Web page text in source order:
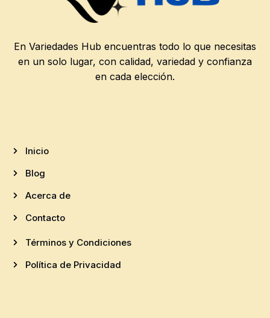
En Variedades Hub encuentras todo lo que necesitas
en un solo lugar, con calidad, variedad y confianza
en cada elección.
Inicio
Blog
Acerca de
Contacto
Términos y Condiciones
Política de Privacidad